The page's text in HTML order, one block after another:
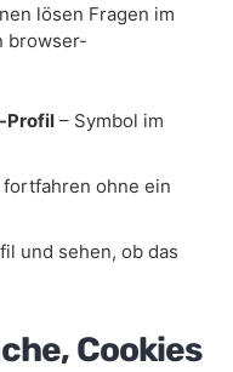
lösen Fragen im
browser-
Profil – Symbol im
fortfahren ohne ein
und sehen, ob das
Cookies